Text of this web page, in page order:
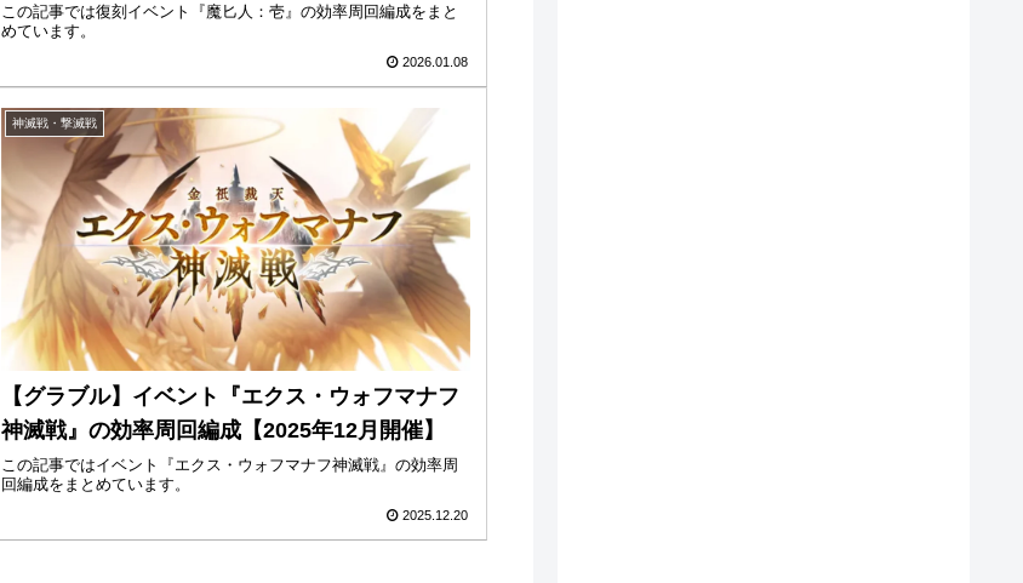
この記事では復刻イベント『魔匕人：壱』の効率周回編成をまと
めています。
2026.01.08
神滅戦・撃滅戦
【グラブル】イベント『エクス・ウォフマナフ
神滅戦』の効率周回編成【2025年12月開催】
この記事ではイベント『エクス・ウォフマナフ神滅戦』の効率周
回編成をまとめています。
2025.12.20